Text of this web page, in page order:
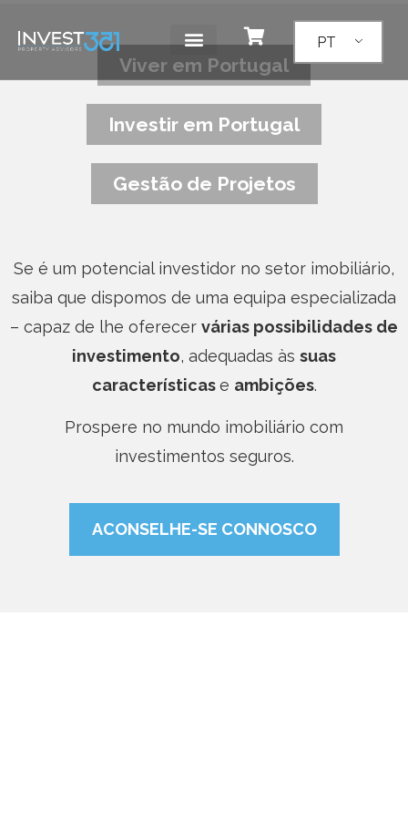
PT
Viver em Portugal
Investir em Portugal
Gestão de Projetos
Se é um potencial investidor no setor imobiliário,
saiba que dispomos de uma equipa especializada
– capaz de lhe oferecer várias possibilidades de
investimento, adequadas às suas
característicase ambições.
Prospere no mundo imobiliário com
investimentos seguros.
ACONSELHE-SE CONNOSCO